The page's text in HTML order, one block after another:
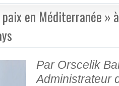
en Méditerranée »
Par Orscelik
Administrateur